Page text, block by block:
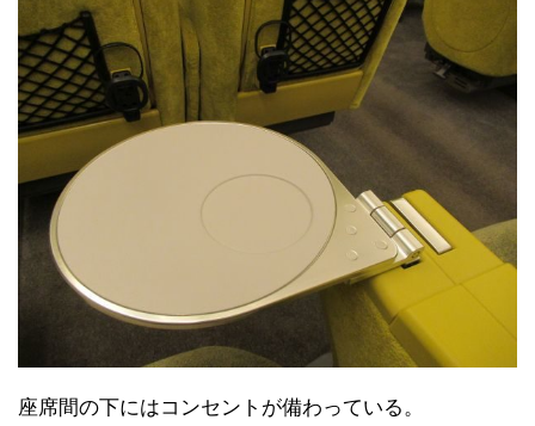
座席間の下にはコンセントが備わっている。